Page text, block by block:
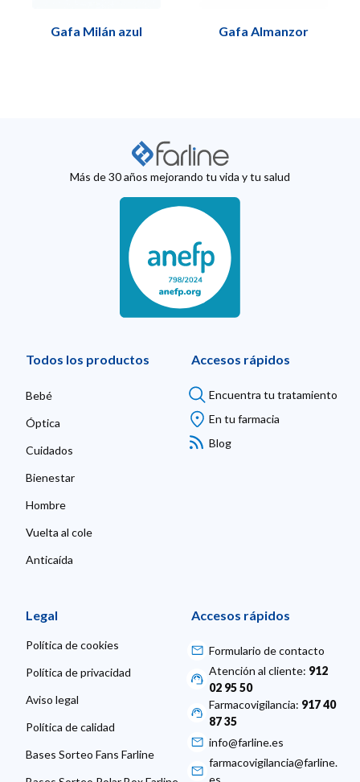
Gafa Milán azul Gafa Almanzor
Más de 30 años mejorando tu vida y tu salud
Todos los productos
Bebé
Óptica
Cuidados
Bienestar
Hombre
Vuelta al cole
Anticaída
Accesos rápidos
Encuentra tu tratamiento
En tu farmacia
Blog
Legal
Política de cookies
Política de privacidad
Aviso legal
Política de calidad
Bases Sorteo Fans Farline
Accesos rápidos
Formulario de contacto
Atención al cliente: 912
02 95 50
Farmacovigilancia: 917 40
87 35
info@farline.es
farmacovigilancia@farline.